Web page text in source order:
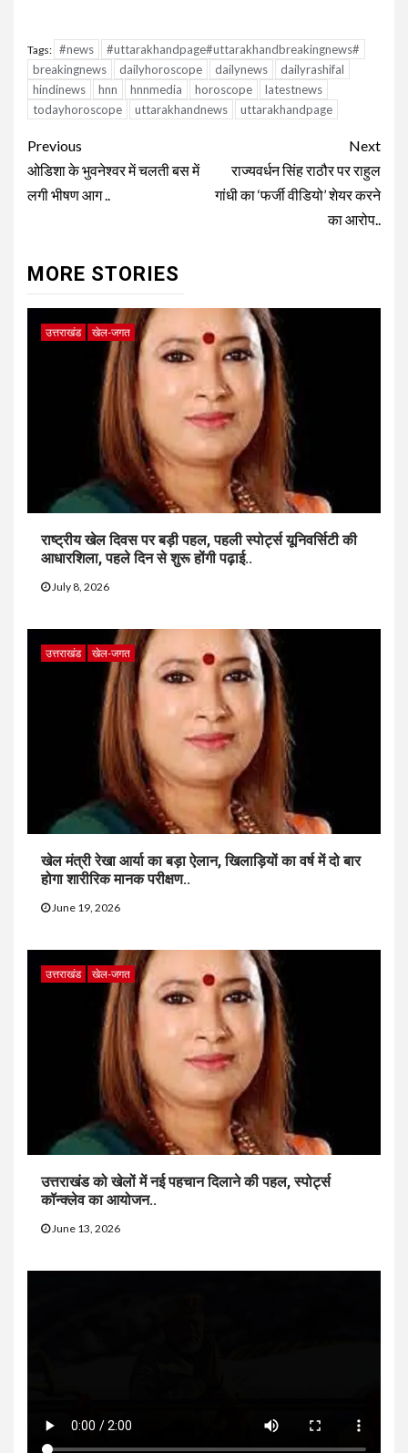
Tags: #news
#uttarakhandpage#uttarakhandbreakingnews#
breakingnews
dailyhoroscope dailynews
dailyrashifal
hindinews
hnn hnnmedia horoscope
latestnews
todayhoroscope
uttarakhandnews uttarakhandpage
Continue
Reading
Previous
ओडिशा के भुवनेश्वर में चलती बस में
लगी भीषण आग ..
Next
राज्यवर्धन सिंह राठौर पर राहुल
गांधी का ‘फर्जी वीडियो’ शेयर करने
का आरोप..
MORE STORIES
उत्तराखंड खेल-जगत
राष्ट्रीय खेल दिवस पर बड़ी पहल, पहली स्पोर्ट्स यूनिवर्सिटी की
आधारशिला, पहले दिन से शुरू होंगी पढ़ाई..
July 8, 2026
उत्तराखंड खेल-जगत
खेल मंत्री रेखा आर्या का बड़ा ऐलान, खिलाड़ियों का वर्ष में दो बार
होगा शारीरिक मानक परीक्षण..
June 19, 2026
उत्तराखंड खेल-जगत
उत्तराखंड को खेलों में नई पहचान दिलाने की पहल, स्पोर्ट्स
कॉन्क्लेव का आयोजन..
June 13, 2026